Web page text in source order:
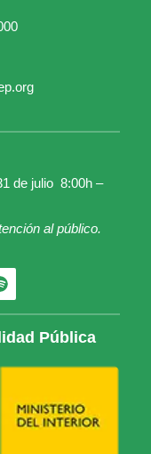
de julio 8:00h –
al público.
Pública